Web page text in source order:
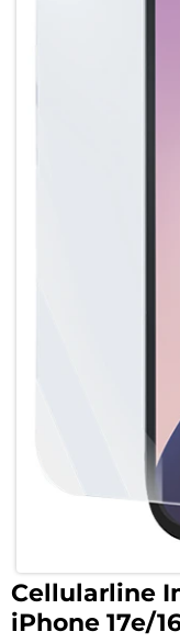
Cellularline
iPhone 17e/